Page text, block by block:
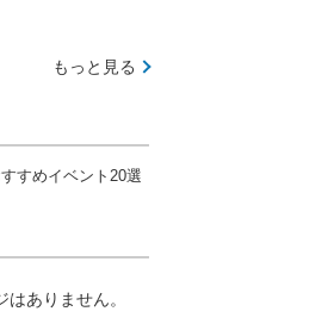
もっと見る
すめイベント20選
ありません。